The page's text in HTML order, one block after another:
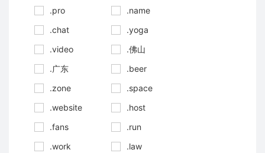
.pro
.name
.chat
.yoga
.video
.佛山
.广东
.beer
.zone
.space
.website
.host
.fans
.run
.work
.law